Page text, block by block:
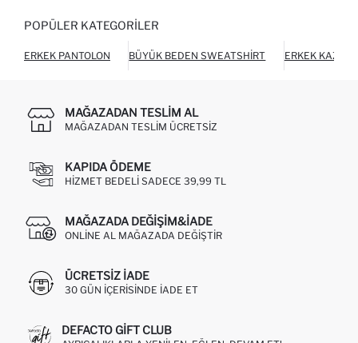
POPÜLER KATEGORILER
ERKEK PANTOLON BÜYÜK BEDEN SWEATSHIRT ERKEK KAZAK
MAĞAZADAN TESLIM AL
MAĞAZADAN TESLIM ÜCRETSIZ
KAPIDA ÖDEME
HIZMET BEDELI SADECE 39,99 TL
MAĞAZADA DEĞIŞIM&İADE
ONLINE AL MAĞAZADA DEĞIŞTIR
ÜCRETSIZ IADE
30 GÜN IÇERISINDE IADE ET
DEFACTO GIFT CLUB